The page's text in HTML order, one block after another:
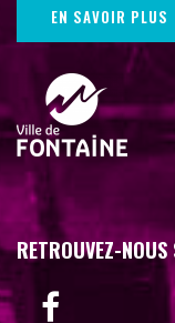
EN SAVOIR PLUS
RETROUVEZ-